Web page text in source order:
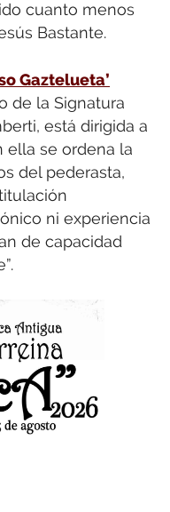
cuanto menos
Bastante.
Gaztelueta’
de la Signatura
está dirigida a
ella se ordena la
del pederasta,
ni experiencia
de capacidad